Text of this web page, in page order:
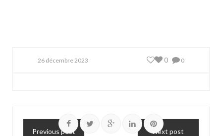
26 décembre 2023 0
0
Previous post Next post